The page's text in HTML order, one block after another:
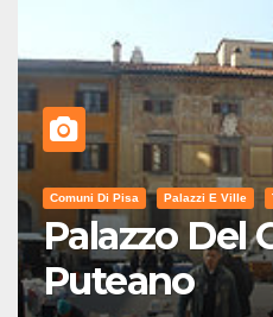
Comuni Di Pisa Palazzi E Ville
Palazzo Del
Puteano